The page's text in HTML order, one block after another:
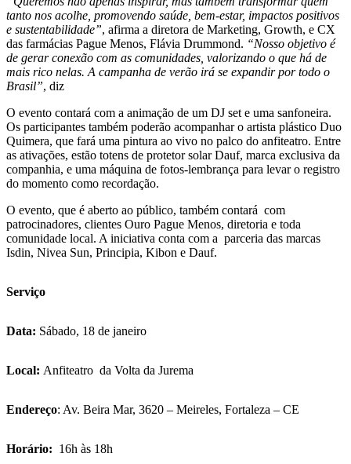
tanto nos acolhe, promovendo saúde, bem-estar, impactos positivos
e sustentabilidade”, afirma a diretora de Marketing, Growth, e CX
das farmácias Pague Menos, Flávia Drummond. “Nosso objetivo é
de gerar conexão com as comunidades, valorizando o que há de
mais rico nelas. A campanha de verão irá se expandir por todo o
Brasil”, diz
O evento contará com a animação de um DJ set e uma sanfoneira.
Os participantes também poderão acompanhar o artista plástico Duo
Quimera, que fará uma pintura ao vivo no palco do anfiteatro. Entre
as ativações, estão totens de protetor solar Dauf, marca exclusiva da
companhia, e uma máquina de fotos-lembrança para levar o registro
do momento como recordação.
O evento, que é aberto ao público, também contará com
patrocinadores, clientes Ouro Pague Menos, diretoria e toda
comunidade local. A iniciativa conta com a parceria das marcas
Isdin, Nivea Sun, Principia, Kibon e Dauf.
Serviço
Data: Sábado, 18 de janeiro
Local: Anfiteatro da Volta da Jurema
Endereço: Av. Beira Mar, 3620 – Meireles, Fortaleza – CE
Horário: 16h às 18h